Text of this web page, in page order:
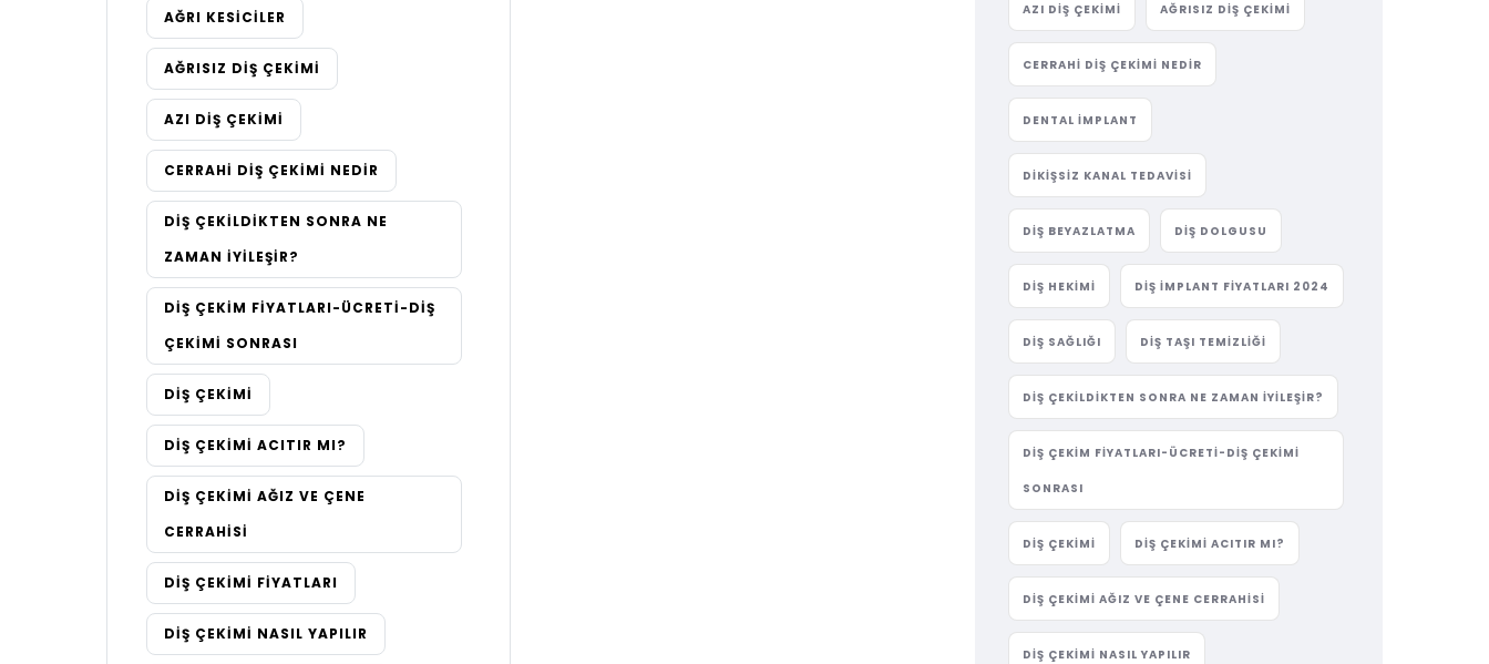
AĞRI KESICILER
AĞRISIZ DIŞ ÇEKIMI
AZI DIŞ ÇEKIMI
CERRAHI DIŞ ÇEKIMI NEDIR
DIŞ ÇEKILDIKTEN SONRA NE
ZAMAN İYILEŞIR?
DIŞ ÇEKIM FIYATLARI-ÜCRETI-DIŞ
ÇEKIMI SONRASI
DIŞ ÇEKIMI
DIŞ ÇEKIMI ACITIR MI?
DIŞ ÇEKIMI AĞIZ VE ÇENE
CERRAHISI
DIŞ ÇEKIMI FIYATLARI
DIŞ ÇEKIMI NASIL YAPILIR
AZI DIŞ ÇEKIMI AĞRISIZ DIŞ ÇEKIMI
CERRAHI DIŞ ÇEKIMI NEDIR
DENTAL IMPLANT
DIKIŞSIZ KANAL TEDAVISI
DIŞ BEYAZLATMA DIŞ DOLGUSU
DIŞ HEKIMI DIŞ IMPLANT FIYATLARI 2024
DIŞ SAĞLIĞI DIŞ TAŞI TEMIZLIĞI
DIŞ ÇEKILDIKTEN SONRA NE ZAMAN İYILEŞIR?
DIŞ ÇEKIM FIYATLARI-ÜCRETI-DIŞ ÇEKIMI
SONRASI
DIŞ ÇEKIMI DIŞ ÇEKIMI ACITIR MI?
DIŞ ÇEKIMI AĞIZ VE ÇENE CERRAHISI
DIŞ ÇEKIMI NASIL YAPILIR